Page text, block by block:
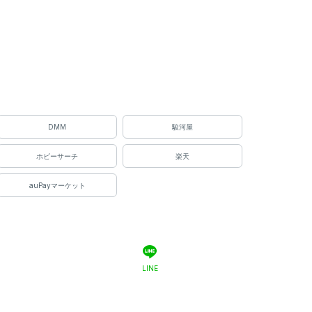
DMM 駿河屋
ホビーサーチ 楽天
auPayマーケット
LINE